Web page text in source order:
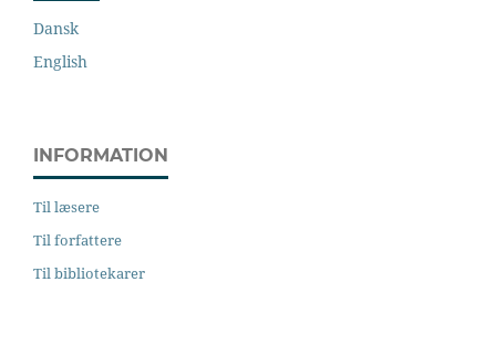
Dansk
English
INFORMATION
Til læsere
Til forfattere
Til bibliotekarer